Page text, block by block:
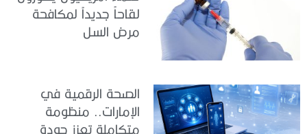
لقاحاً جديداً لمكافحة
مرض السل
الصحة الرقمية في
الإمارات.. منظومة
متكاملة تعزز جودة